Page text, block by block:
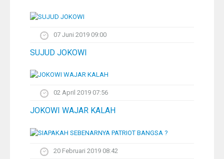
07 Juni 2019 09:00
SUJUD JOKOWI
02 April 2019 07:56
JOKOWI WAJAR KALAH
20 Februari 2019 08:42